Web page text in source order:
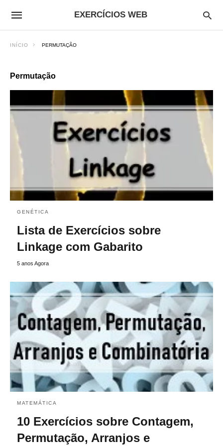
EXERCÍCIOS WEB
INÍCIO PERMUTAÇÃO
Permutação
GENÉTICA
Lista de Exercícios sobre
Linkage com Gabarito
5 anos Agora
MATEMÁTICA
10 Exercícios sobre Contagem,
Permutação, Arranjos e